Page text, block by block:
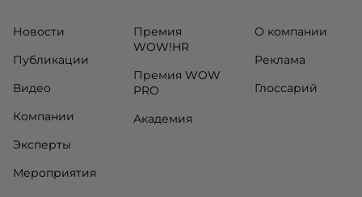
Новости
Публикации
Видео
Компании
Эксперты
Мероприятия
Премия
WOW!HR
Премия WOW
PRO
Академия
О компании
Реклама
Глоссарий